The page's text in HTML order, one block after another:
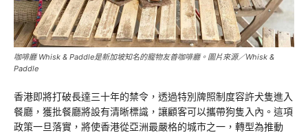
咖啡廳 Whisk & Paddle是新加坡知名的寵物友善咖啡廳。圖片來源／Whisk &
Paddle
香港即將打破長達三十年的禁令，透過特別牌照制度容許犬隻進入
餐廳，獲批餐廳將設有清晰標識，讓顧客可以攜帶狗隻入內。這項
政策一旦落實，將使香港從亞洲最嚴格的城市之一，轉型為推動